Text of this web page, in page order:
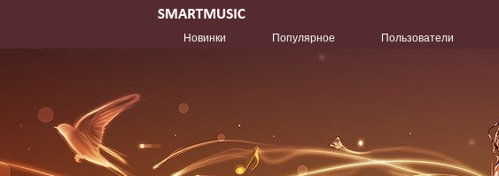
Новинки
Популярное Пользователи